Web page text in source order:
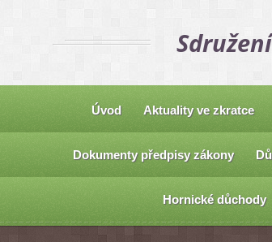
Úvod Aktuality ve zkratce
Dokumenty předpisy zákony
Hornické důchody